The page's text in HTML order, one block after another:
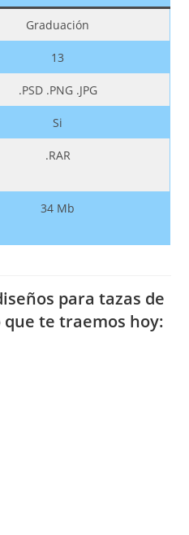
Graduación
13
.PSD .PNG .JPG
Si
.RAR
34 Mb
para tazas de
te traemos hoy: